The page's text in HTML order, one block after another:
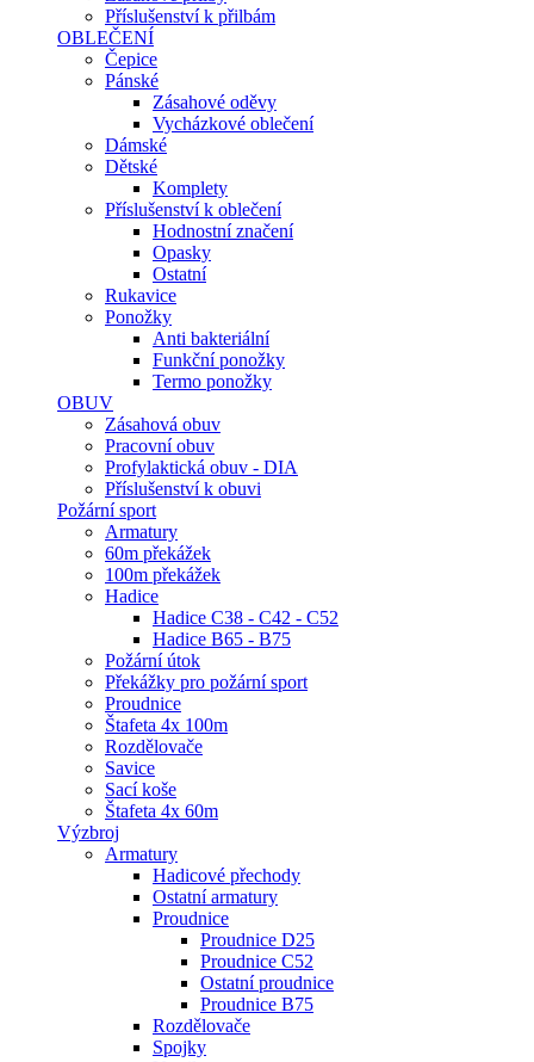
Příslušenství k přilbám
OBLEČENÍ
Čepice
Pánské
Zásahové oděvy
Vycházkové oblečení
Dámské
Dětské
Komplety
Příslušenství k oblečení
Hodnostní značení
Opasky
Ostatní
Rukavice
Ponožky
Anti bakteriální
Funkční ponožky
Termo ponožky
OBUV
Zásahová obuv
Pracovní obuv
Profylaktická obuv - DIA
Příslušenství k obuvi
Požární sport
Armatury
60m překážek
100m překážek
Hadice
Hadice C38 - C42 - C52
Hadice B65 - B75
Požární útok
Překážky pro požární sport
Proudnice
Štafeta 4x 100m
Rozdělovače
Savice
Sací koše
Štafeta 4x 60m
Výzbroj
Armatury
Hadicové přechody
Ostatní armatury
Proudnice
Proudnice D25
Proudnice C52
Ostatní proudnice
Proudnice B75
Rozdělovače
Spojky